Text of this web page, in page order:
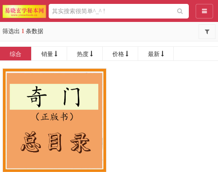
导航
筛选出 1 条数据
综合 销量 热度 价格 最新